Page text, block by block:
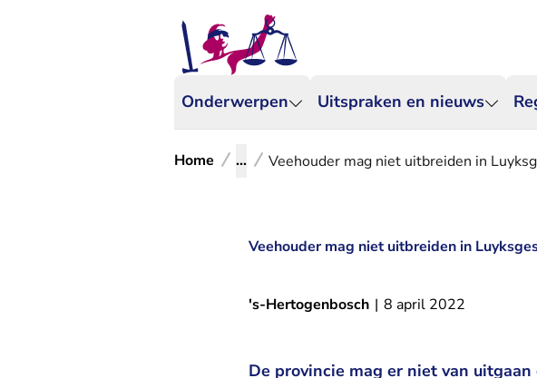
Onderwerpen Uitspraken en nieuws
Home ... Veehouder mag niet uitbreiden in
Veehouder mag niet uitbreiden in
's-Hertogenbosch | 8 april 2022
De provincie mag er niet van